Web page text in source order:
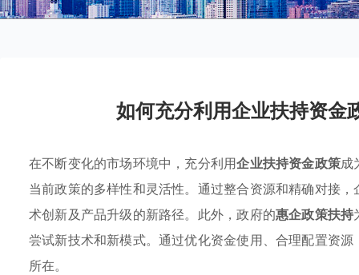
如何充分利用企业扶持资金
在不断变化的市场环境中，充分利用企业扶持资金政策成
当前政策的多样性和灵活性。通过整合资源和精确对接
术创新及产品升级的新路径。此外，政府的惠企政策扶持
尝试新技术和新模式。通过优化资金使用、合理配置资
所在。